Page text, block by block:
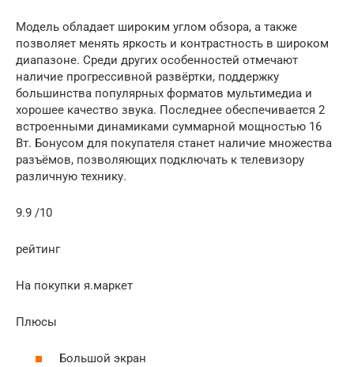
Модель обладает широким углом обзора, а также
позволяет менять яркость и контрастность в широком
диапазоне. Среди других особенностей отмечают
наличие прогрессивной развёртки, поддержку
большинства популярных форматов мультимедиа и
хорошее качество звука. Последнее обеспечивается 2
встроенными динамиками суммарной мощностью 16
Вт. Бонусом для покупателя станет наличие множества
разъёмов, позволяющих подключать к телевизору
различную технику.
9.9 /10
рейтинг
На покупки я.маркет
Плюсы
Большой экран